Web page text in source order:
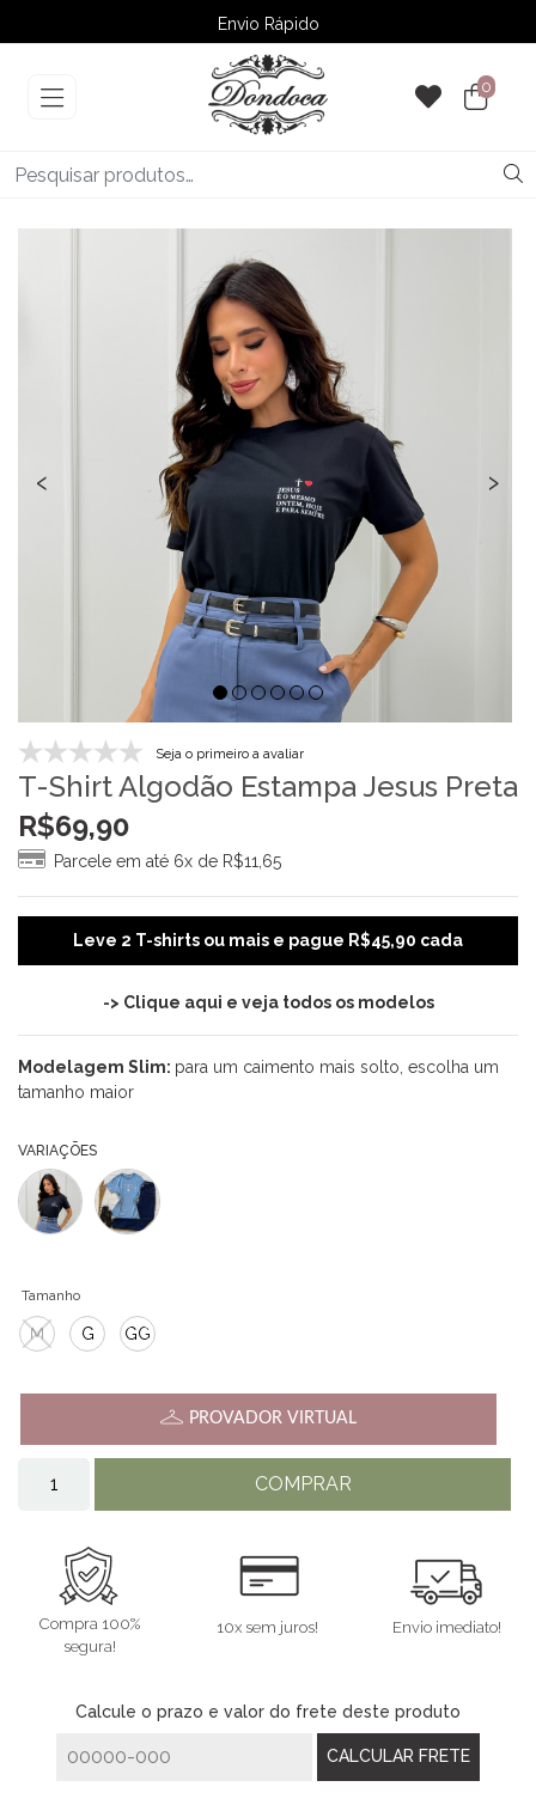
Envio Rápido
➚ Ofertas– Até 60% OFF
0
‹ ›
Seja o primeiro a avaliar
T-Shirt Algodão Estampa Jesus Preta
R$69,90
Parcele em até 6x de R$11,65
Leve 2 T-shirts ou mais e pague R$45,90 cada
-> Clique aqui e veja todos os modelos
Modelagem Slim: para um caimento mais solto, escolha um
tamanho maior
VARIAÇÕES
Tamanho
M G GG
PROVADOR VIRTUAL
COMPRAR
Compra 100%
segura!
10x sem juros! Envio imediato!
Calcule o prazo e valor do frete deste produto